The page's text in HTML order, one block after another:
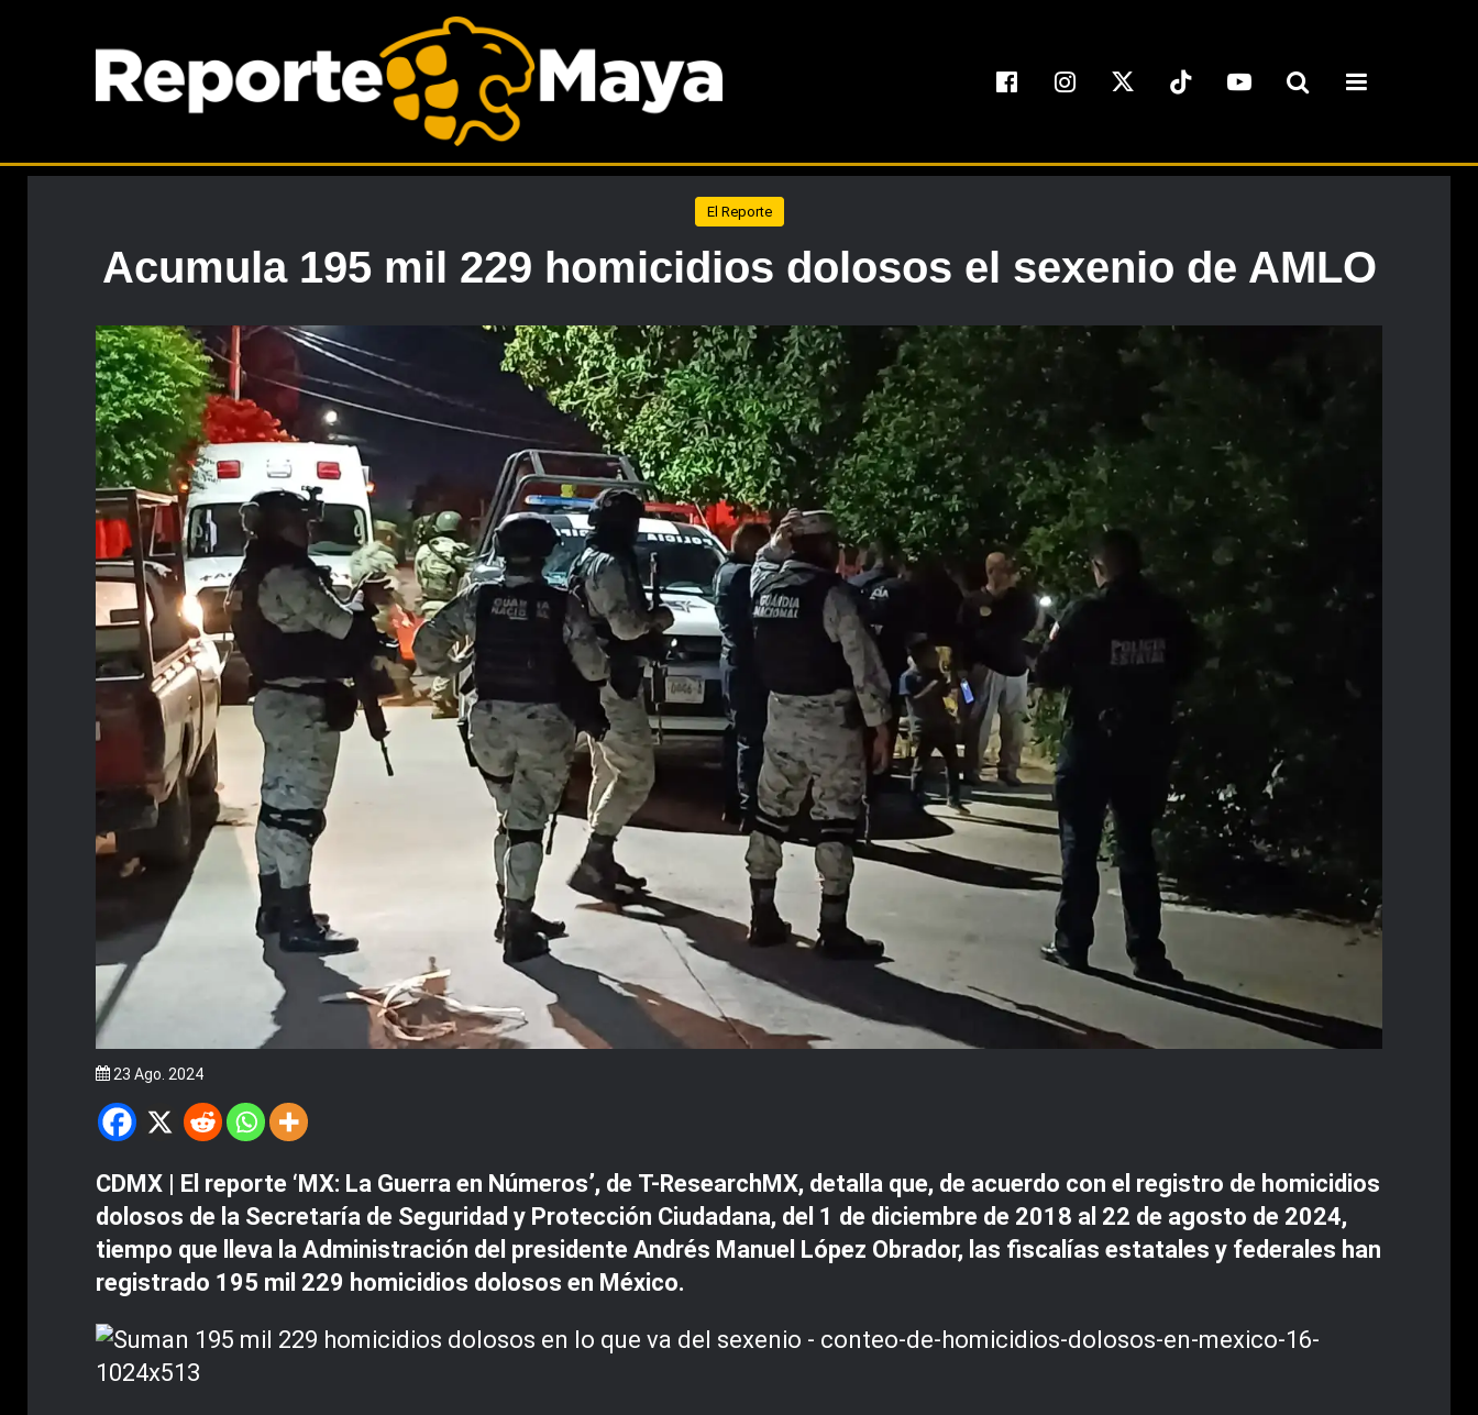
El Reporte
Acumula 195 mil 229 homicidios dolosos el sexenio de AMLO
23 Ago. 2024
CDMX | El reporte ‘MX: La Guerra en Números’, de T-ResearchMX, detalla que, de acuerdo con el registro de homicidios
dolosos de la Secretaría de Seguridad y Protección Ciudadana, del 1 de diciembre de 2018 al 22 de agosto de 2024,
tiempo que lleva la Administración del presidente Andrés Manuel López Obrador, las fiscalías estatales y federales han
registrado 195 mil 229 homicidios dolosos en México.